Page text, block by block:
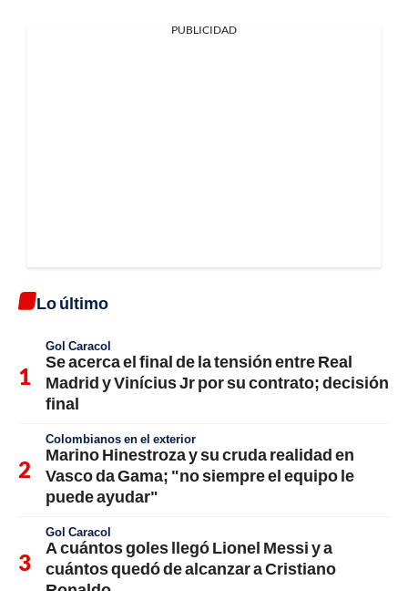
PUBLICIDAD
Lo último
Gol Caracol
Se acerca el final de la tensión entre Real
Madrid y Vinícius Jr por su contrato; decisión
final
Colombianos en el exterior
Marino Hinestroza y su cruda realidad en
Vasco da Gama; "no siempre el equipo le
puede ayudar"
Gol Caracol
A cuántos goles llegó Lionel Messi y a
cuántos quedó de alcanzar a Cristiano